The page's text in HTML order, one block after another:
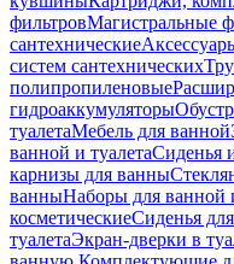
фильтровМагистральные
сантехнические
систем сантехнических
полипропиленовые
гидроаккумуляторы
туалетаМебель для ванной
ванной и туалетаСиденья
карнизы для ванны
ванныНаборы для ванной
косметическиеСиденья
туалетаЭкран-дверки в